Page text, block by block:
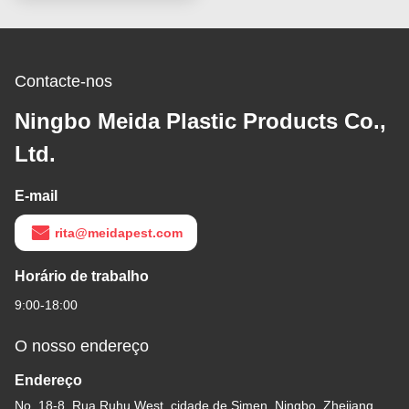
Contacte-nos
Ningbo Meida Plastic Products Co.,
Ltd.
E-mail
rita@meidapest.com
Horário de trabalho
9:00-18:00
O nosso endereço
Endereço
No. 18-8, Rua Ruhu West, cidade de Simen, Ningbo, Zhejiang,